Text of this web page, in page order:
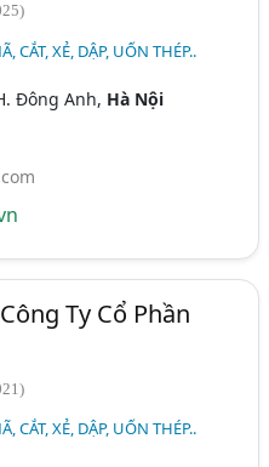
CẮT, XẺ, DẬP, UỐN THÉP..
Đông Anh, Hà Nội
Ty Cổ Phần
CẮT, XẺ, DẬP, UỐN THÉP..